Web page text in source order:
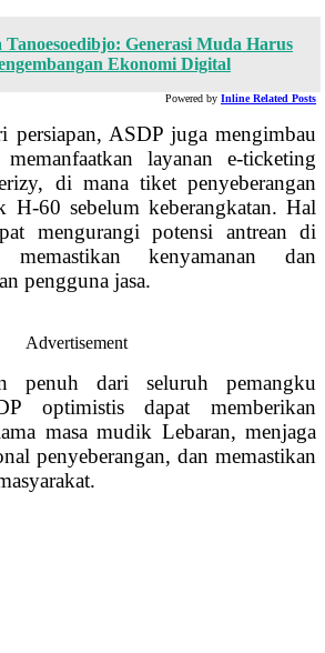
Tanoesoedibjo: Generasi Muda Harus
Ekonomi Digital
Powered by Inline Related Posts
persiapan, ASDP juga mengimbau
layanan e-ticketing
di mana tiket penyeberangan
H-60 sebelum keberangkatan. Hal
mengurangi potensi antrean di
memastikan kenyamanan dan
pengguna jasa.
Advertisement
penuh dari seluruh pemangku
optimistis dapat memberikan
masa mudik Lebaran, menjaga
penyeberangan, dan memastikan